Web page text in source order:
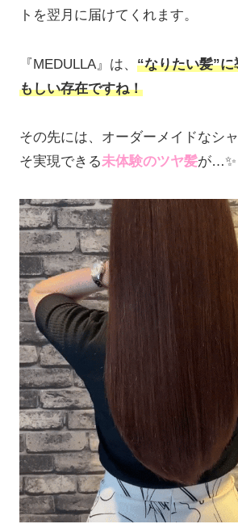
トを翌月に届けてくれます。
『MEDULLA』は、 “なりたい髪”
もしい存在ですね！
その先には、オーダーメイドなシ
そ実現できる未体験のツヤ髪が…✨